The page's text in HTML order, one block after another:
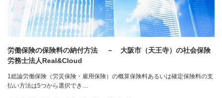
労働保険の保険料の納付方法 － 大阪市（天王寺）の社会保険
労務士法人Real&Cloud
1総論労働保険（労災保険・雇用保険）の概算保険料あるいは確定保険料の支
払い方法は5つから選択でき…